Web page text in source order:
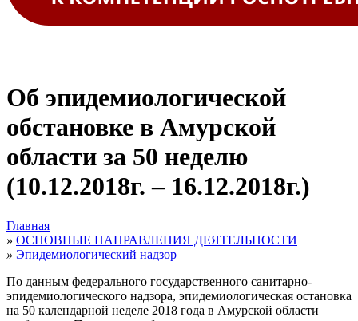
Об эпидемиологической
обстановке в Амурской
области за 50 неделю
(10.12.2018г. – 16.12.2018г.)
Главная
» ОСНОВНЫЕ НАПРАВЛЕНИЯ ДЕЯТЕЛЬНОСТИ
» Эпидемиологический надзор
По данным федерального государственного санитарно-
эпидемиологического надзора, эпидемиологическая остановка
на 50 календарной неделе 2018 года в Амурской области